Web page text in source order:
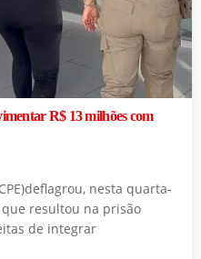
R$ 13 milhões com
nesta quarta-
que resultou na prisão
de integrar